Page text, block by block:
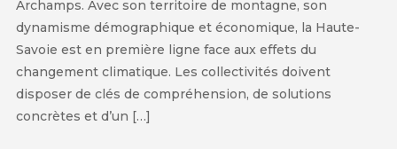
Archamps. Avec son territoire de montagne, son
dynamisme démographique et économique, la Haute-
Savoie est en première ligne face aux effets du
changement climatique. Les collectivités doivent
disposer de clés de compréhension, de solutions
concrètes et d’un […]